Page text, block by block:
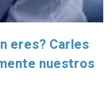
eres? Carles
nuestros